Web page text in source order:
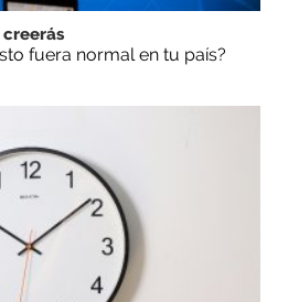
creerás
fuera normal en tu país?